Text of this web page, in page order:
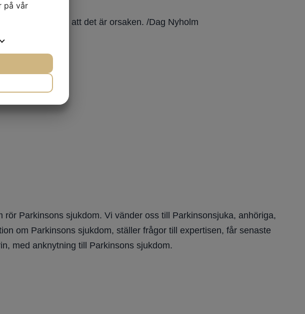
jag tror inte att det är orsaken. /Dag Nyholm
Parkinsons sjukdom. Vi vänder oss till Parkinsonsjuka, anhöriga,
om Parkinsons sjukdom, ställer frågor till expertisen, får senaste
med anknytning till Parkinsons sjukdom.
på vår